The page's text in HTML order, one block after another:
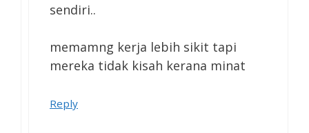
sendiri..
memamng kerja lebih sikit tapi
mereka tidak kisah kerana minat
Reply